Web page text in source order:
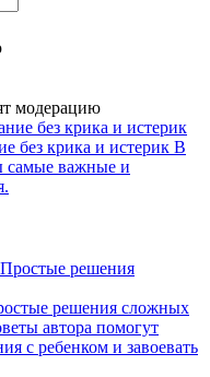
модерацию
без крика и истерик В
самые важные и
решения сложных
автора помогут
с ребенком и завоевать